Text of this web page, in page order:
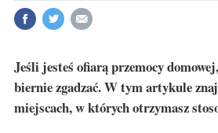
Jeśli jesteś ofiarą przemocy
biernie zgadzać. W tym artykule
miejscach, w których otrzymasz